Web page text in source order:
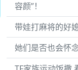
容颜”！
带娃打麻将的好
她们是否也会怀